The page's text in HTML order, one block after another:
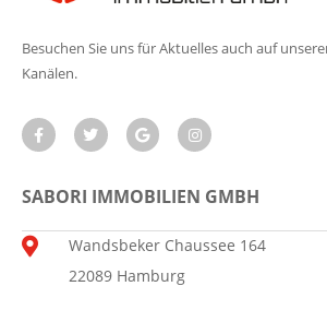
Besuchen Sie uns für Aktuelles auch auf
Kanälen.
SABORI IMMOBILIEN GMBH
Wandsbeker Chaussee 164
22089 Hamburg